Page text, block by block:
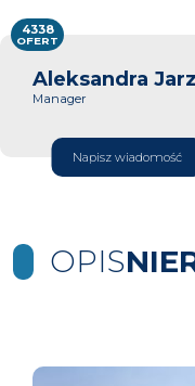
Aleksandra
Manager
Napisz wiadomość
4338
OFERT
OPIS